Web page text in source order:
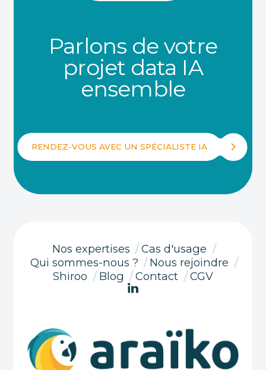
Parlons de votre
projet data IA
ensemble
RENDEZ-VOUS AVEC UN SPÉCIALISTE IA
Nos expertises /Cas d'usage /
Qui sommes-nous ? / Nous rejoindre /
Shiroo / Blog /Contact /CGV